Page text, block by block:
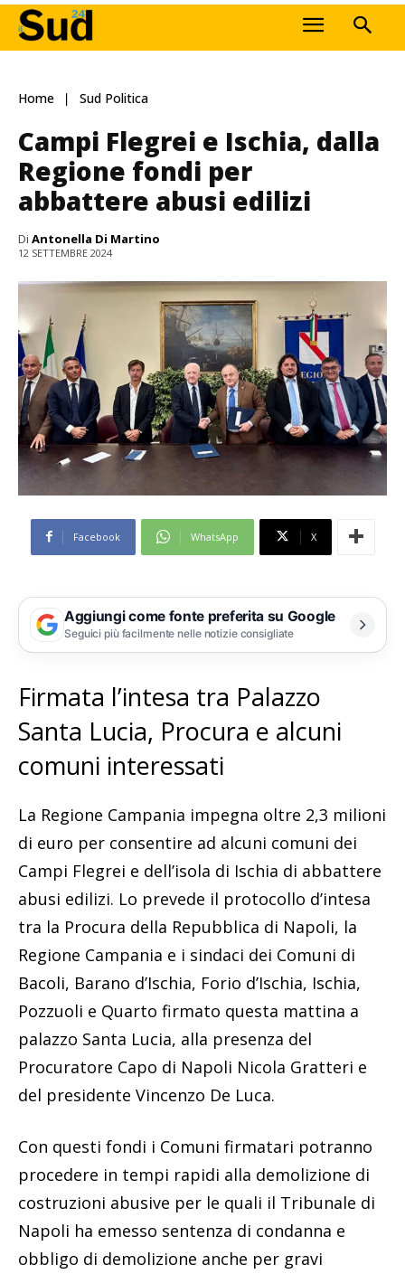
Home Sud Politica
Campi Flegrei e Ischia, dalla
Regione fondi per
abbattere abusi edilizi
Di Antonella Di Martino
12 SETTEMBRE 2024
Facebook WhatsApp X
Aggiungi come fonte preferita su Google
Seguici più facilmente nelle notizie consigliate
Firmata l’intesa tra Palazzo
Santa Lucia, Procura e alcuni
comuni interessati
La Regione Campania impegna oltre 2,3 milioni
di euro per consentire ad alcuni comuni dei
Campi Flegrei e dell’isola di Ischia di abbattere
abusi edilizi. Lo prevede il protocollo d’intesa
tra la Procura della Repubblica di Napoli, la
Regione Campania e i sindaci dei Comuni di
Bacoli, Barano d’Ischia, Forio d’Ischia, Ischia,
Pozzuoli e Quarto firmato questa mattina a
palazzo Santa Lucia, alla presenza del
Procuratore Capo di Napoli Nicola Gratteri e
del presidente Vincenzo De Luca.
Con questi fondi i Comuni firmatari potranno
procedere in tempi rapidi alla demolizione di
costruzioni abusive per le quali il Tribunale di
Napoli ha emesso sentenza di condanna e
obbligo di demolizione anche per gravi